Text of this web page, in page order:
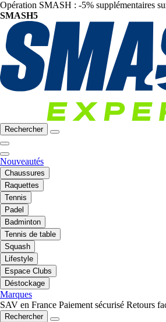
Opération SMASH : -5% supplémentaires
SMASH5
Rechercher
Nouveautés
Chaussures
Raquettes
Tennis
Padel
Badminton
Tennis de table
Squash
Lifestyle
Espace Clubs
Déstockage
Marques
SAV en France Paiement sécurisé Retours
Rechercher